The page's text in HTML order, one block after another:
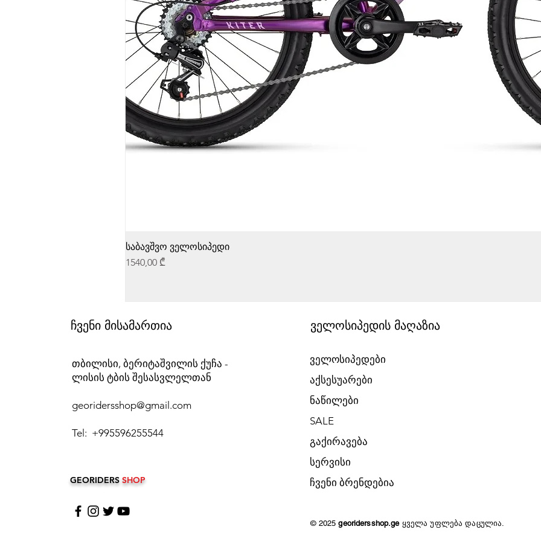
საბავშვო ველოსიპედი
Price
1540,00 ₾
ჩვენი მისამართია
თბილისი, ბერიტაშვილის ქუჩა -
ლისის ტბის შესასვლელთან
georidersshop@gmail.com
Tel: +995596255544
GEORIDERS SHOP
ველოსიპედის მაღაზია
ველოსიპედები
აქსესუარები
ნაწილები
SALE
გაქირავება​
​სერვისი
​ჩვენი ბრენდებია
© 2025georidersshop.ge ყველა უფლება დაცულია.